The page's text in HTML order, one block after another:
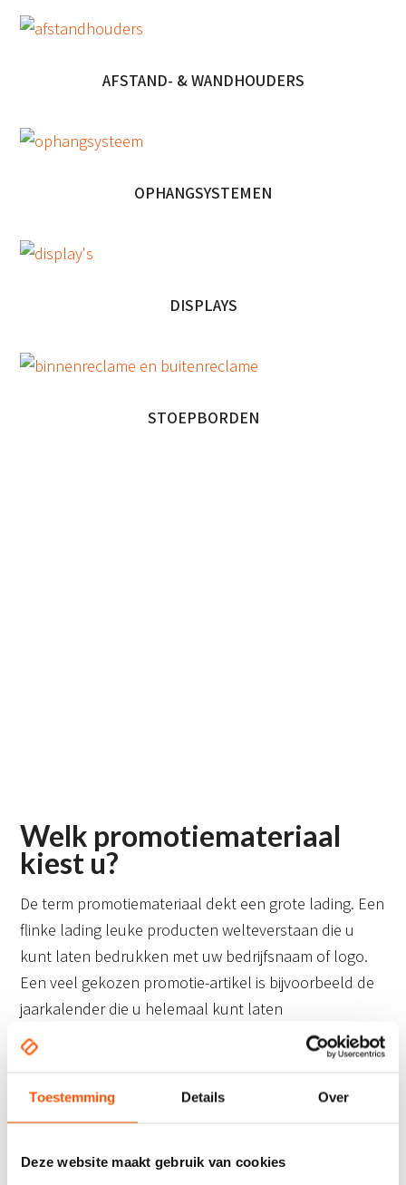
Toestemming Details Over
Deze website maakt gebruik van cookies
AFSTAND- & WANDHOUDERS
OPHANGSYSTEMEN
DISPLAYS
STOEPBORDEN
Welk promotiemateriaal
kiest u?
De term promotiemateriaal dekt een grote lading. Een
flinke lading leuke producten welteverstaan die u
kunt laten bedrukken met uw bedrijfsnaam of logo.
Een veel gekozen promotie-artikel is bijvoorbeeld de
jaarkalender die u helemaal kunt laten
personaliseren naar uw wensen en die u kunt
uitdelen en/of rondsturen naar klanten en relaties
met als doel het hele jaar door bij hen in beeld te
eindeloos Wat dacht u van keycords? Ideaal om op te